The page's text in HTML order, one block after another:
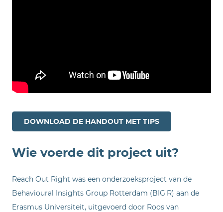
DOWNLOAD DE HANDOUT MET TIPS
Wie voerde dit project uit?
Reach Out Right was een onderzoeksproject van de
Behavioural Insights Group Rotterdam (BIG'R) aan de
Erasmus Universiteit, uitgevoerd door Roos van